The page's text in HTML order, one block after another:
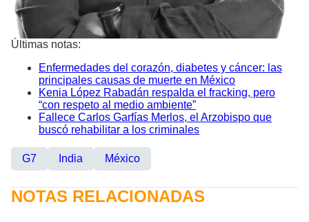
Últimas notas:
Enfermedades del corazón, diabetes y cáncer: las
principales causas de muerte en México
Kenia López Rabadán respalda el fracking, pero
“con respeto al medio ambiente”
Fallece Carlos Garfías Merlos, el Arzobispo que
buscó rehabilitar a los criminales
G7 India México
NOTAS RELACIONADAS